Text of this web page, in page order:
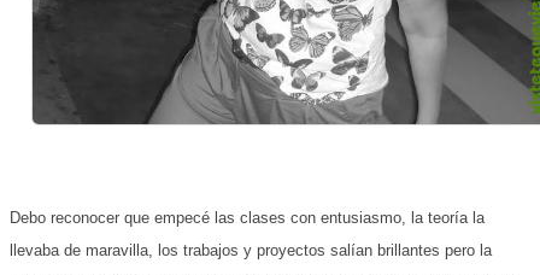
Debo reconocer que empecé las clases con entusiasmo, la teoría la
llevaba de maravilla, los trabajos y proyectos salían brillantes pero la